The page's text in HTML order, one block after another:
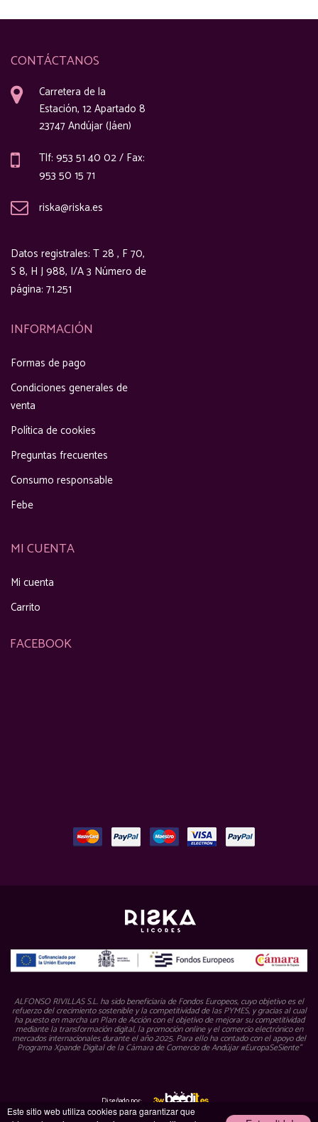
Este sitio web utiliza cookies para garantizar que
CONTÁCTANOS
Carretera de la
Estación, 12 Apartado 8
23747 Andújar (Jáen)
Tlf: 953 51 40 02 / Fax:
953 50 15 71
riska@riska.es
Datos registrales: T 28 , F 70,
S 8, H J 988, I/A 3 Número de
página: 71.251
INFORMACIÓN
Formas de pago
Condiciones generales de
venta
Política de cookies
Preguntas frecuentes
Consumo responsable
Febe
MI CUENTA
Mi cuenta
Carrito
FACEBOOK
ALFONSO RIVILLAS S.L. ha sido beneficiaria de Fondos Europeos, cuyo objetivo es el
refuerzo del crecimiento sostenible y la competitividad de las PYMES, y gracias al cual
ha puesto en marcha un Plan de Acción con el objetivo de mejorar su competitividad
mediante la transformación digital, la promoción online y el comercio electrónico en
mercados internacionales durante el año 2025. Para ello ha contado con el apoyo del
Programa Xpande Digital de la Cámara de Comercio de Andújar #EuropaSeSiente”
Diseñado por: